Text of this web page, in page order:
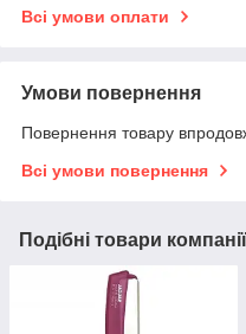
Всі умови оплати
Умови повернення
Повернення товару
Всі умови повернення
Подібні товари компанії